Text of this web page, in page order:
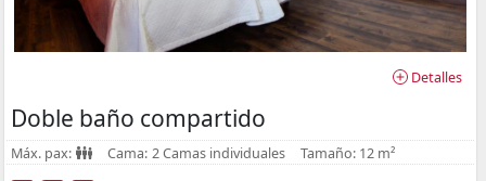
Detalles
Doble baño compartido
Máx. pax: Cama: 2 Camas individuales Tamaño: 12 m²